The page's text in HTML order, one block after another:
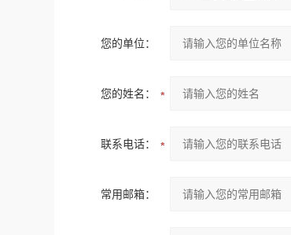
您的单位：
您的姓名：
联系电话：
常用邮箱：